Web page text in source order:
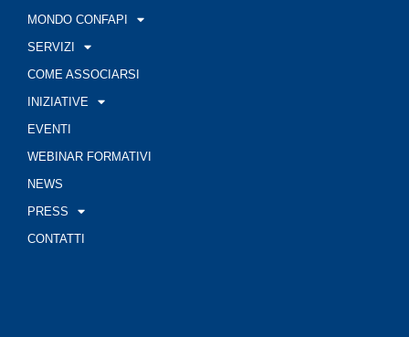
MONDO CONFAPI
SERVIZI
COME ASSOCIARSI
INIZIATIVE
EVENTI
WEBINAR FORMATIVI
NEWS
PRESS
CONTATTI